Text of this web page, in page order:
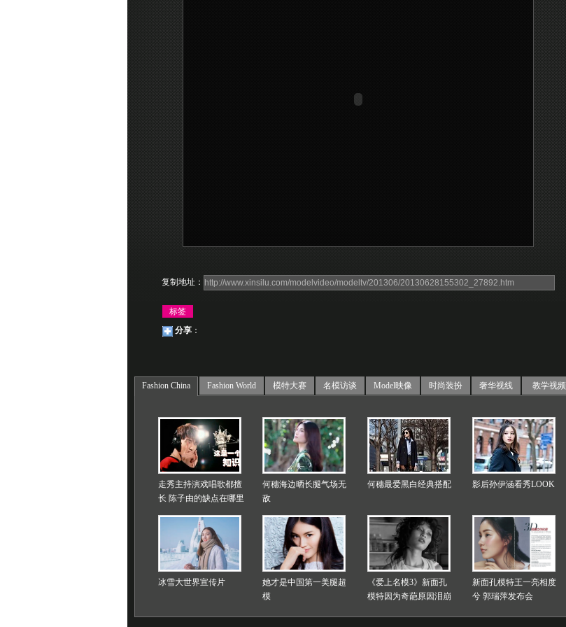
复制地址：
标签
分享 ：
Fashion China Fashion World 模特大赛 名模访谈 Model映像 时尚装扮 奢华视线 教学视频
走秀主持演戏唱歌都擅
长 陈子由的缺点在哪里
何穗海边晒长腿气场无
敌
何穗最爱黑白经典搭配 影后孙伊涵看秀LOOK
冰雪大世界宣传片
她才是中国第一美腿超
模
《爱上名模3》新面孔
模特因为奇葩原因泪崩
新面孔模特王一亮相度
兮 郭瑞萍发布会